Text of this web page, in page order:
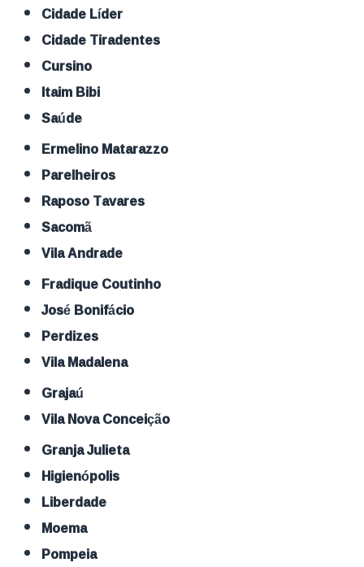
Cidade Líder
Cidade Tiradentes
Cursino
Itaim Bibi
Saúde
Ermelino Matarazzo
Parelheiros
Raposo Tavares
Sacomã
Vila Andrade
Fradique Coutinho
José Bonifácio
Perdizes
Vila Madalena
Grajaú
Vila Nova Conceição
Granja Julieta
Higienópolis
Liberdade
Moema
Pompeia